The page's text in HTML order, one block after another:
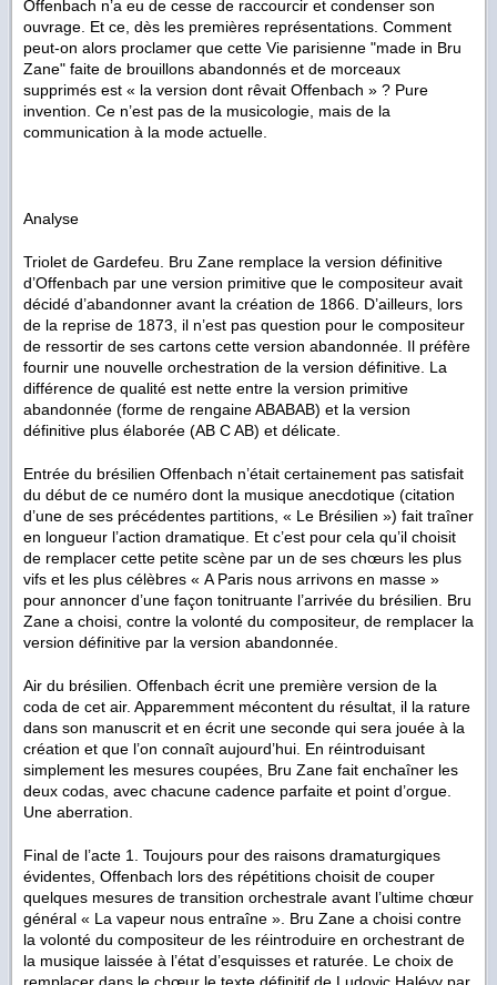
Offenbach n’a eu de cesse de raccourcir et condenser son
ouvrage. Et ce, dès les premières représentations. Comment
peut-on alors proclamer que cette Vie parisienne "made in Bru
Zane" faite de brouillons abandonnés et de morceaux
supprimés est « la version dont rêvait Offenbach » ? Pure
invention. Ce n’est pas de la musicologie, mais de la
communication à la mode actuelle.
Analyse
Triolet de Gardefeu. Bru Zane remplace la version définitive
d’Offenbach par une version primitive que le compositeur avait
décidé d’abandonner avant la création de 1866. D’ailleurs, lors
de la reprise de 1873, il n’est pas question pour le compositeur
de ressortir de ses cartons cette version abandonnée. Il préfère
fournir une nouvelle orchestration de la version définitive. La
différence de qualité est nette entre la version primitive
abandonnée (forme de rengaine ABABAB) et la version
définitive plus élaborée (AB C AB) et délicate.
Entrée du brésilien Offenbach n’était certainement pas satisfait
du début de ce numéro dont la musique anecdotique (citation
d’une de ses précédentes partitions, « Le Brésilien ») fait traîner
en longueur l’action dramatique. Et c’est pour cela qu’il choisit
de remplacer cette petite scène par un de ses chœurs les plus
vifs et les plus célèbres « A Paris nous arrivons en masse »
pour annoncer d’une façon tonitruante l’arrivée du brésilien. Bru
Zane a choisi, contre la volonté du compositeur, de remplacer la
version définitive par la version abandonnée.
Air du brésilien. Offenbach écrit une première version de la
coda de cet air. Apparemment mécontent du résultat, il la rature
dans son manuscrit et en écrit une seconde qui sera jouée à la
création et que l’on connaît aujourd’hui. En réintroduisant
simplement les mesures coupées, Bru Zane fait enchaîner les
deux codas, avec chacune cadence parfaite et point d’orgue.
Une aberration.
Final de l’acte 1. Toujours pour des raisons dramaturgiques
évidentes, Offenbach lors des répétitions choisit de couper
quelques mesures de transition orchestrale avant l’ultime chœur
général « La vapeur nous entraîne ». Bru Zane a choisi contre
la volonté du compositeur de les réintroduire en orchestrant de
la musique laissée à l’état d’esquisses et raturée. Le choix de